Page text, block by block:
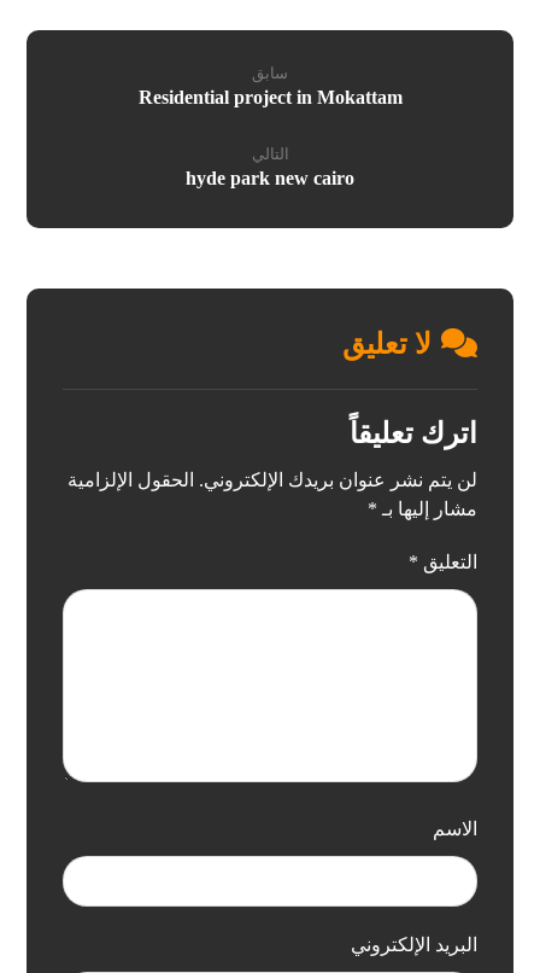
سابق
Residential project in Mokattam
التالي
hyde park new cairo
لا تعليق
اترك تعليقاً
لن يتم نشر عنوان بريدك الإلكتروني. الحقول الإلزامية
مشار إليها بـ *
التعليق *
الاسم
البريد الإلكتروني